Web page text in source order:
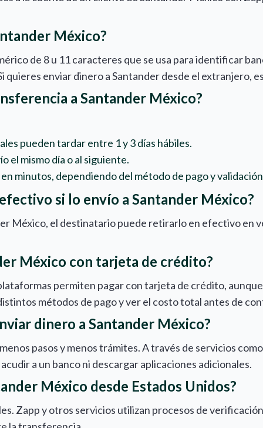
México?
de 8 u 11 caracteres que se usa para identificar
quieres enviar dinero a Santander desde el extranjero,
a Santander México?
pueden tardar entre 1 y 3 días hábiles.
el mismo día o al siguiente.
minutos, dependiendo del método de pago y
si lo envío a Santander México?
México, el destinatario puede retirarlo en efectivo en
México con tarjeta de crédito?
permiten pagar con tarjeta de crédito,
métodos de pago y ver el costo total antes de
dinero a Santander México?
pasos y menos trámites. A través de servicios
a un banco ni descargar aplicaciones adicionales.
México desde Estados Unidos?
Zapp y otros servicios utilizan procesos de